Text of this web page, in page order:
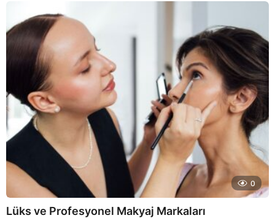
0
Lüks ve Profesyonel Makyaj Markaları